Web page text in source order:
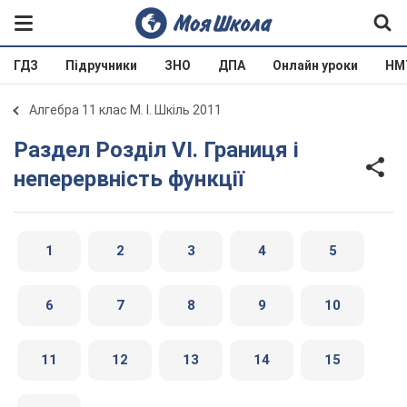
ГДЗ Підручники ЗНО ДПА Онлайн уроки
Алгебра 11 клас М. І. Шкіль 2011
Раздел Розділ VI. Границя і
неперервність функції
1 2 3 4 5
6 7 8 9 10
11 12 13 14 15